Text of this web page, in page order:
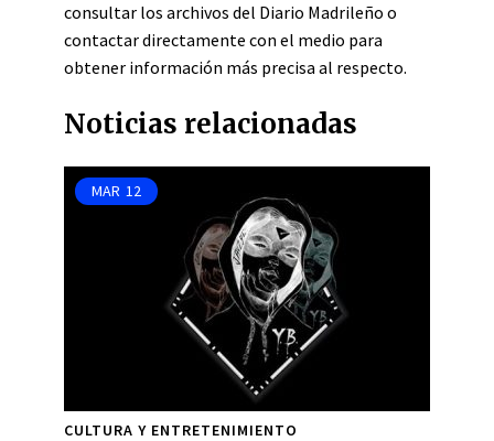
consultar los archivos del Diario Madrileño o
contactar directamente con el medio para
obtener información más precisa al respecto.
Noticias relacionadas
MAR 12
CULTURA Y ENTRETENIMIENTO